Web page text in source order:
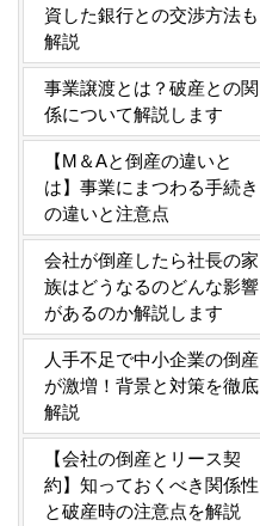
資した銀行との交渉方法も
解説
事業譲渡とは？破産との関
係について解説します
【M＆Aと倒産の違いと
は】事業にまつわる手続き
の違いと注意点
会社が倒産したら社長の家
族はどうなるのどんな影響
があるのか解説します
人手不足で中小企業の倒産
が激増！背景と対策を徹底
解説
【会社の倒産とリース契
約】知っておくべき関係性
と破産時の注意点を解説